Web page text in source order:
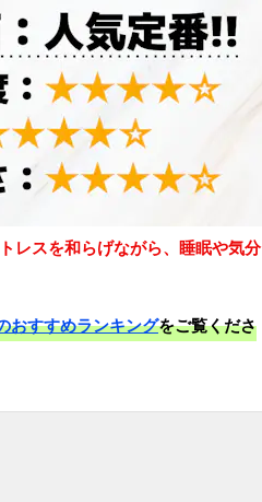
レスを和らげながら、睡眠や気分
おすすめランキングをご覧くださ